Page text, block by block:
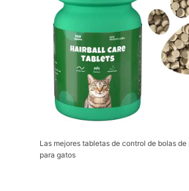
Las mejores tabletas de control de bolas
para gatos